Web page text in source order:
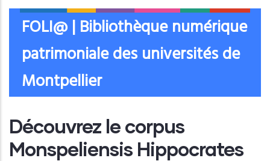
FOLI@ | Bibliothèque numérique
patrimoniale des universités de
Montpellier
Découvrez le corpus
Monspeliensis Hippocrates